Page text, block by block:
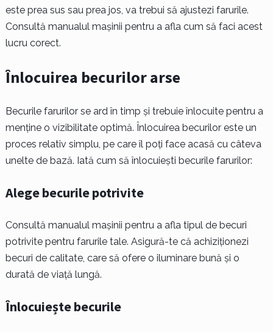
este prea sus sau prea jos, va trebui să ajustezi farurile.
Consultă manualul mașinii pentru a afla cum să faci acest
lucru corect.
Înlocuirea becurilor arse
Becurile farurilor se ard în timp și trebuie înlocuite pentru a
menține o vizibilitate optimă. Înlocuirea becurilor este un
proces relativ simplu, pe care îl poți face acasă cu câteva
unelte de bază. Iată cum să înlocuiești becurile farurilor:
Alege becurile potrivite
Consultă manualul mașinii pentru a afla tipul de becuri
potrivite pentru farurile tale. Asigură-te că achiziționezi
becuri de calitate, care să ofere o iluminare bună și o
durată de viață lungă.
Înlocuiește becurile